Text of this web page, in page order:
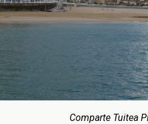
Comparte Tuitea